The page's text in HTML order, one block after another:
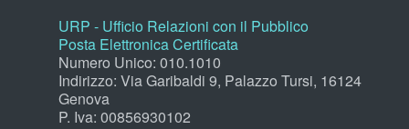
URP - Ufficio Relazioni con il Pubblico
Posta Elettronica Certificata
Numero Unico: 010.1010
Indirizzo: Via Garibaldi 9, Palazzo Tursi, 16124
Genova
P. Iva: 00856930102